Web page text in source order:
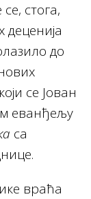
стога,
деценија
до
се Јован
еванђељу
са
враћа